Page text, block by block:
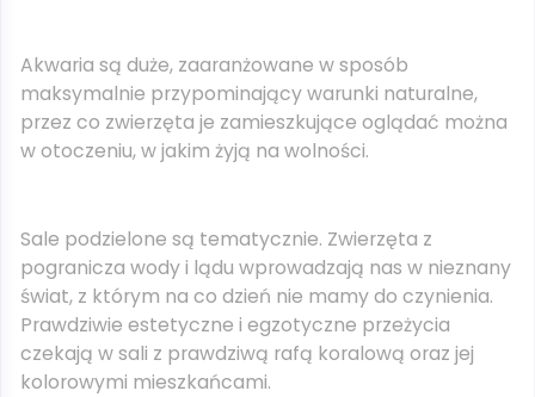
Akwaria są duże, zaaranżowane w sposób
maksymalnie przypominający warunki naturalne,
przez co zwierzęta je zamieszkujące oglądać można
w otoczeniu, w jakim żyją na wolności.
Sale podzielone są tematycznie. Zwierzęta z
pogranicza wody i lądu wprowadzają nas w nieznany
świat, z którym na co dzień nie mamy do czynienia.
Prawdziwie estetyczne i egzotyczne przeżycia
czekają w sali z prawdziwą rafą koralową oraz jej
kolorowymi mieszkańcami.